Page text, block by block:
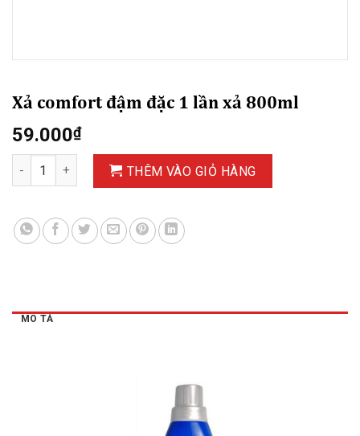
Xả comfort đậm đặc 1 lần xả 800ml
59.000₫
Xả comfort đậm đặc 1 lần xả 800ml số lượng
THÊM VÀO GIỎ HÀNG
MÔ TẢ